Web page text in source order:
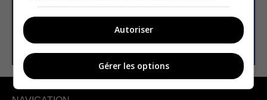
SUBSCRIBE
Autoriser
Gérer les options